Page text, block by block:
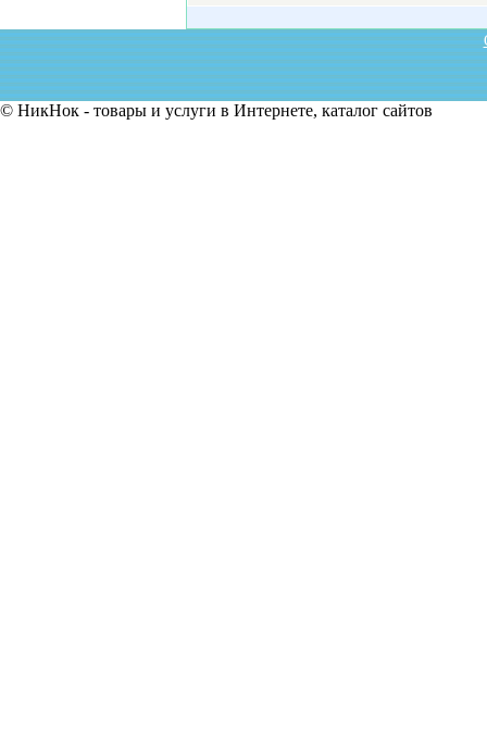
© НикНок - товары и услуги в Интернете, каталог сайтов